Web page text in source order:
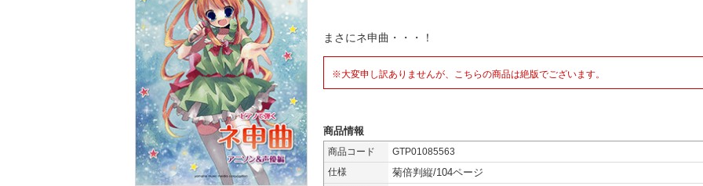
まさにネ申曲・・・！
※大変申し訳ありませんが、こちらの商品は絶版でございます。
商品情報
商品コード
GTP01085563
仕様
菊倍判縦/104ページ